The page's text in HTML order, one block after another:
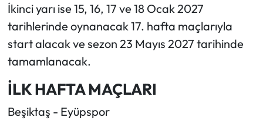
İkinci yarı ise 15, 16, 17 ve 18 Ocak 2027
tarihlerinde oynanacak 17. hafta maçlarıyla
start alacak ve sezon 23 Mayıs 2027 tarihinde
tamamlanacak.
İLK HAFTA MAÇLARI
Beşiktaş - Eyüpspor